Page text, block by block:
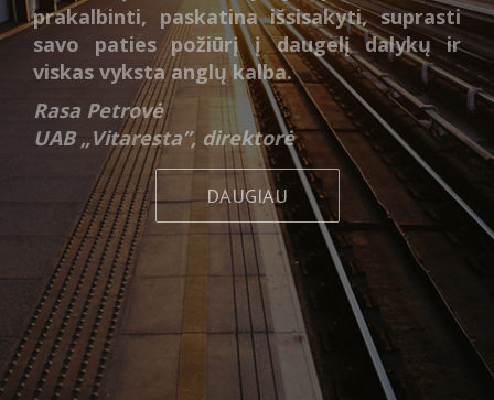
Puikus mokytojos tarimas, subtilus
žaismingas pamokos vedimo stilius
sužavėjo, manau, mus visus. Nuostabi
galimybė, sėdint prie savo rašomojo stalo,
nesivaržant formuluoti mintį anglų kalba,
čia pat išgirsti glaustą dėstytojos
komentarą, girdėti savo kolegas ir
pamatyti mūsų besimokančiųjų dažniausiai
daromas klaidas. Manau, kad tai
perspektyvi kalbos mokymosi forma. Ačiū
dar kartą ir sėkmės organizatoriams.
Vilius Gužauskis
Leidyklos „Homo liber” vadovas